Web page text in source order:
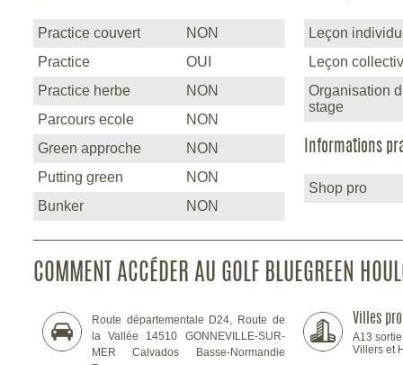
Practice couvert
NON
Practice
OUI
Practice herbe
NON
Parcours ecole
NON
Green approche
NON
Putting green
NON
Bunker
NON
Leçon
Leçon
Organisation
stage
Informations
Shop pro
COMMENT ACCÉDER AU GOLF BLUEGREEN
Route départementale D24, Route de
la Vallée 14510 GONNEVILLE-SUR-
MER Calvados Basse-Normandie
Villes
A13
Villers et